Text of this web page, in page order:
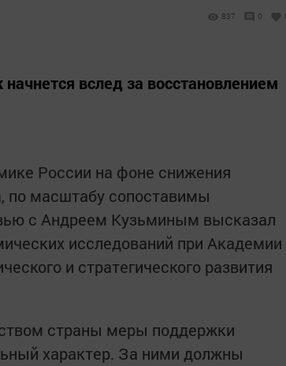
837 0
вслед за восстановлением
России на фоне снижения
по масштабу сопоставимы
с Андреем Кузьминым высказал
исследований при Академии
и стратегического развития
страны меры поддержки
характер. За ними должны